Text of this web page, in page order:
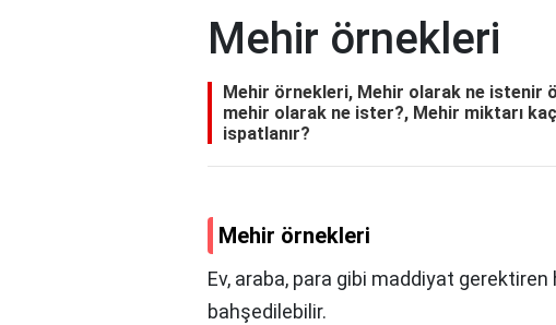
Mehir örnekleri
Mehir örnekleri, Mehir olarak ne istenir
mehir olarak ne ister?, Mehir miktarı
ispatlanır?
Mehir örnekleri
Ev, araba, para gibi maddiyat gerektiren
bahşedilebilir.